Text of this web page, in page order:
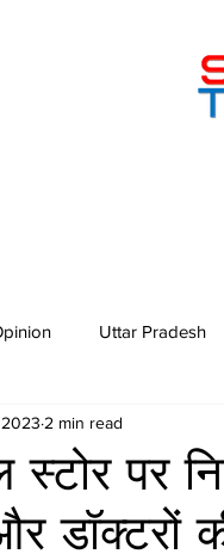
Uttar Pradesh
पर
डॉक्टरों
2 min read